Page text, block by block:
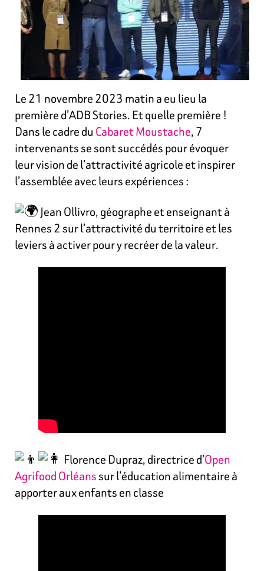
Le 21 novembre 2023 matin a eu lieu la
première d’ADB Stories. Et quelle première !
Dans le cadre du Cabaret Moustache, 7
intervenants se sont succédés pour évoquer
leur vision de l’attractivité agricole et inspirer
l’assemblée avec leurs expériences :
Jean Ollivro, géographe et enseignant à
Rennes 2 sur l’attractivité du territoire et les
leviers à activer pour y recréer de la valeur.
Florence Dupraz, directrice d’Open
Agrifood Orléanssur l’éducation alimentaire à
apporter aux enfants en classe